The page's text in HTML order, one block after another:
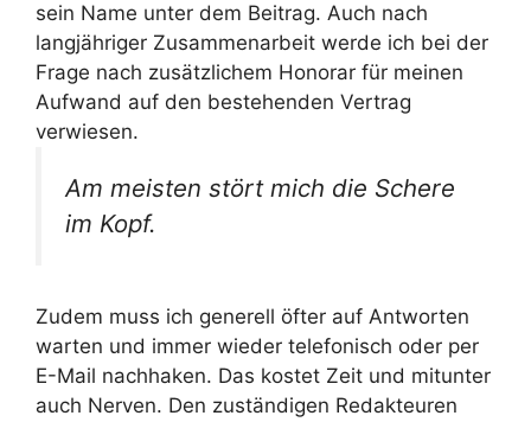
sein Name unter dem Beitrag. Auch nach
langjähriger Zusammenarbeit werde ich bei der
Frage nach zusätzlichem Honorar für meinen
Aufwand auf den bestehenden Vertrag
verwiesen.
Am meisten stört mich die Schere
im Kopf.
Zudem muss ich generell öfter auf Antworten
warten und immer wieder telefonisch oder per
E-Mail nachhaken. Das kostet Zeit und mitunter
auch Nerven. Den zuständigen Redakteuren